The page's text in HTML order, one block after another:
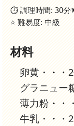
⏱ 調理時間: 30分
⭐ 難易度: 中級
材料
卵黄・・・
グラニュー
薄力粉・・
牛乳・・・